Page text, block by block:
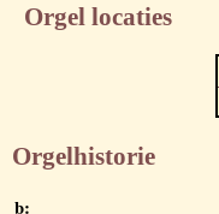
Orgel locaties
Orgelhistorie
b: